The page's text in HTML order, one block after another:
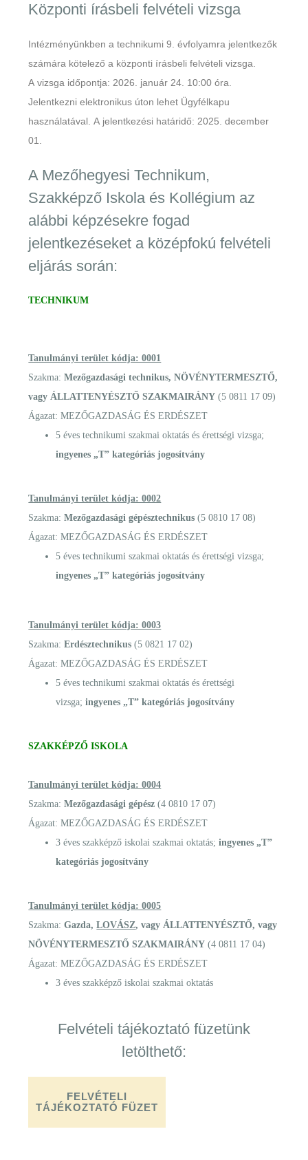
Központi írásbeli felvételi vizsga
Intézményünkben a technikumi 9. évfolyamra jelentkezők
számára kötelező a központi írásbeli felvételi vizsga.
A vizsga időpontja: 2026. január 24. 10:00 óra.
Jelentkezni elektronikus úton lehet Ügyfélkapu
használatával. A jelentkezési határidő: 2025. december
01.
A Mezőhegyesi Technikum,
Szakképző Iskola és Kollégium az
alábbi képzésekre fogad
jelentkezéseket a középfokú felvételi
eljárás során:
TECHNIKUM
Tanulmányi terület kódja: 0001
Szakma:Mezőgazdasági technikus, NÖVÉNYTERMESZTŐ,
vagy ÁLLATTENYÉSZTŐ SZAKMAIRÁNY (5 0811 17 09)
Ágazat: MEZŐGAZDASÁG ÉS ERDÉSZET
5 éves technikumi szakmai oktatás és érettségi vizsga;
ingyenes „T” kategóriás jogosítvány
Tanulmányi terület kódja: 0002
Szakma:Mezőgazdasági gépésztechnikus (5 0810 17 08)
Ágazat: MEZŐGAZDASÁG ÉS ERDÉSZET
5 éves technikumi szakmai oktatás és érettségi vizsga;
ingyenes „T” kategóriás jogosítvány
Tanulmányi terület kódja: 0003
Szakma:Erdésztechnikus (5 0821 17 02)
Ágazat: MEZŐGAZDASÁG ÉS ERDÉSZET
5 éves technikumi szakmai oktatás és érettségi
vizsga;ingyenes „T” kategóriás jogosítvány
SZAKKÉPZŐ ISKOLA
Tanulmányi terület kódja: 0004
Szakma:Mezőgazdasági gépész (4 0810 17 07)
Ágazat: MEZŐGAZDASÁG ÉS ERDÉSZET
3 éves szakképző iskolai szakmai oktatás;ingyenes „T”
kategóriás jogosítvány
Tanulmányi terület kódja: 0005
Szakma:Gazda,LOVÁSZ, vagy ÁLLATTENYÉSZTŐ, vagy
NÖVÉNYTERMESZTŐ SZAKMAIRÁNY (4 0811 17 04)
Ágazat: MEZŐGAZDASÁG ÉS ERDÉSZET
3 éves szakképző iskolai szakmai oktatás
Felvételi tájékoztató füzetünk
letölthető:
FELVÉTELI
TÁJÉKOZTATÓ FÜZET